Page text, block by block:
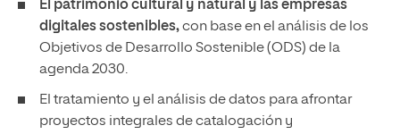
El patrimonio cultural y natural y las empresas
digitales sostenibles,con base en el análisis de los
Objetivos de Desarrollo Sostenible (ODS) de la
agenda 2030.
El tratamiento y el análisis de datos para afrontar
proyectos integrales de catalogación y